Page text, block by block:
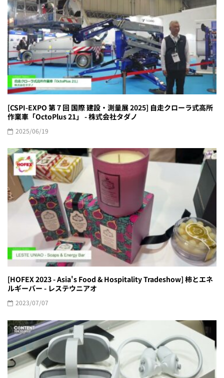
[CSPI-EXPO 第７回 国際 建設・測量展 2025] 自走クローラ式高所
作業車「OctoPlus 21」 - 株式会社タダノ
2025/06/19
[HOFEX 2023 - Asia's Food & Hospitality Tradeshow] 柿とエネ
ルギーバー - レステウニアオ
2023/07/07